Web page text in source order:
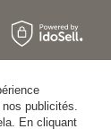
publicités.
En cliquant